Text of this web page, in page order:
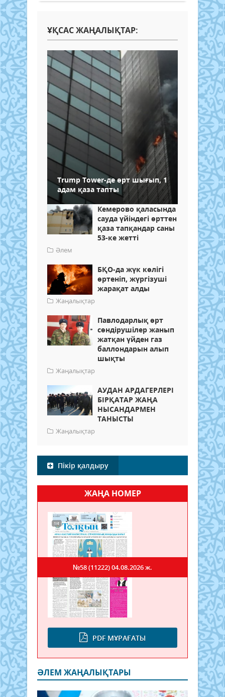
ҰҚСАС ЖАҢАЛЫҚТАР:
Trump Tower-де өрт шығып, 1
адам қаза тапты
Кемерово қаласында
сауда үйіндегі өрттен
қаза тапқандар саны
53-ке жетті
Әлем
БҚО-да жүк көлігі
өртеніп, жүргізуші
жарақат алды
Жаңалықтар
Павлодарлық өрт
сөндірушілер жанып
жатқан үйден газ
баллондарын алып
шықты
Жаңалықтар
АУДАН АРДАГЕРЛЕРІ
БІРҚАТАР ЖАҢА
НЫСАНДАРМЕН
ТАНЫСТЫ
Жаңалықтар
Пікір қалдыру
ЖАҢА НОМЕР
PDF МҰРАҒАТЫ
№58 (11222)04.08.2026 ж.
ӘЛЕМ ЖАҢАЛЫҚТАРЫ